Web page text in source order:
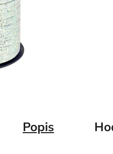
Popis